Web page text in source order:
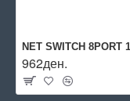
962ден.